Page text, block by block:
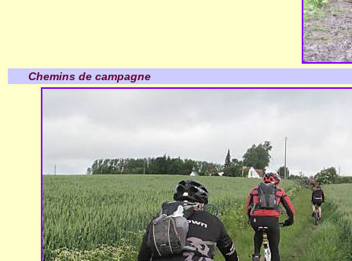
Chemins de campagne